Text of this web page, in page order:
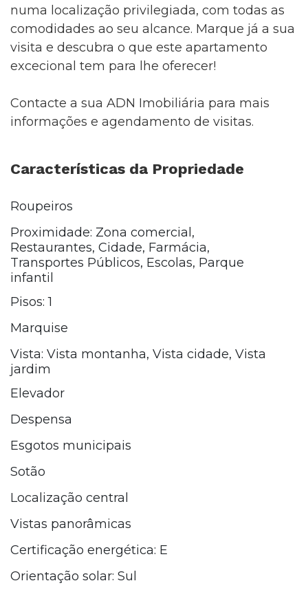
numa localização privilegiada, com todas as
comodidades ao seu alcance. Marque já a sua
visita e descubra o que este apartamento
excecional tem para lhe oferecer!
Contacte a sua ADN Imobiliária para mais
informações e agendamento de visitas.
Características da Propriedade
Roupeiros
Proximidade: Zona comercial,
Restaurantes, Cidade, Farmácia,
Transportes Públicos, Escolas, Parque
infantil
Pisos: 1
Marquise
Vista: Vista montanha, Vista cidade, Vista
jardim
Elevador
Despensa
Esgotos municipais
Sotão
Localização central
Vistas panorâmicas
Certificação energética: E
Orientação solar: Sul